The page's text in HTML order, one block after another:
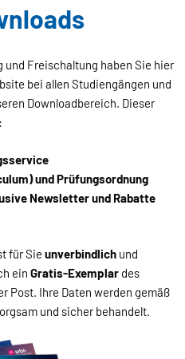
Freischaltung haben Sie hier
bei allen Studiengängen und
Downloadbereich. Dieser
und Prüfungsordnung
Newsletter und Rabatte
für Sieunverbindlich und
einGratis-Exemplar des
Post. Ihre Daten werden gemäß
und sicher behandelt.